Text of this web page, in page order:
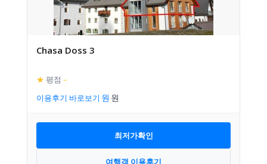
Chasa Doss 3
★ 평점 –
이용후기 바로보기
최저가확인
여행객 이용후기